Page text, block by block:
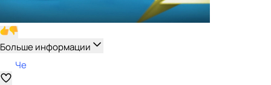
Больше информации
Че